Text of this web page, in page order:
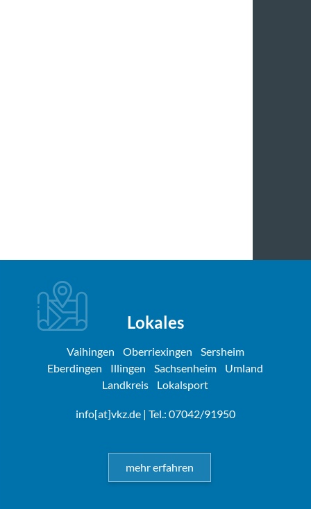
Lokales
Vaihingen Oberriexingen
Sersheim
Eberdingen
Illingen Sachsenheim
Umland
Landkreis
Lokalsport
info[at]vkz.de| Tel.: 07042/91950
mehr erfahren